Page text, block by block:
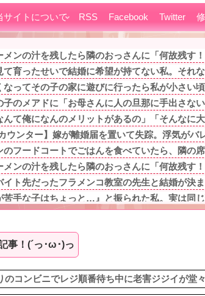
サイトについて RSS Facebook Twitter
メンの汁を残したら隣のおっさんに「何故残す
て育ったせいで結婚に希望が持てない私。それ
なってその子の家に遊びに行ったら私が小さい
子のメアドに「お母さんに人の旦那に手出さな
んて俺になんのメリットがあるの」「そんなに
ウンター】嫁が離婚届を置いて失踪。浮気がバ
のフードコートでごはんを食べていたら、隣の
メンの汁を残したら隣のおっさんに「何故残す
イト先だったフラメンコ教室の先生と結婚が決
苦手な子はちょっと…』と振られた私。実は同
率をデータとして公表すべきだと思う
た料理上手なご婦人から絶品手料理をお裾分け
めっ子達のせいで彼女と別れた。彼女と海デート
てから始めるべき趣味Tier表作ったｗｗｗ
事！(´っ･ω･)っ
のコンビニでレジ順番待ち中に老害ジジイが堂